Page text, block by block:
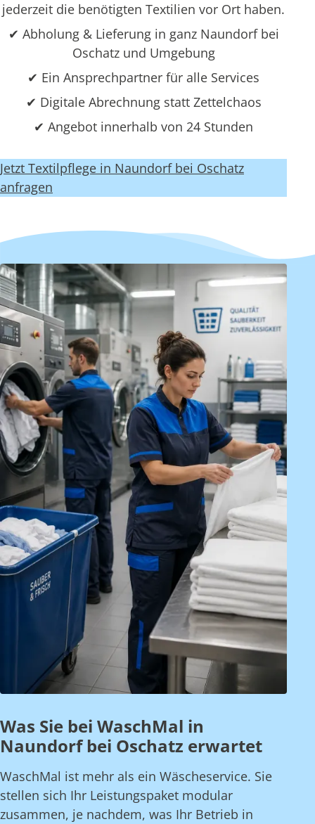
jederzeit die benötigten Textilien vor Ort haben.
✔ Abholung & Lieferung in ganz Naundorf bei
Oschatz und Umgebung
✔ Ein Ansprechpartner für alle Services
✔ Digitale Abrechnung statt Zettelchaos
✔ Angebot innerhalb von 24 Stunden
Jetzt Textilpflege in Naundorf bei Oschatz
anfragen
Was Sie bei WaschMal in
Naundorf bei Oschatz erwartet
WaschMal ist mehr als ein Wäscheservice. Sie
stellen sich Ihr Leistungspaket modular
zusammen, je nachdem, was Ihr Betrieb in